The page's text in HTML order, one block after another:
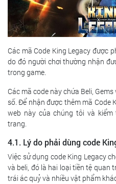
Các mã Code King Legacy được
do đó người chơi thường nhận
trong game.
Các mã code này chứa Beli,
số. Để nhận được thêm mã Code
web này của chúng tôi và
trang.
4.1. Lý do phải dùng code
Việc sử dụng code King Legacy
và beli, đó là hai loại tiền tệ quan
trái ác quỷ và nhiều vật phẩm